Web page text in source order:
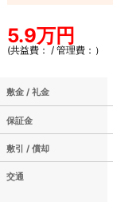
5.9万円
(共益費： / 管理費：）
敷金 / 礼金
保証金
敷引 / 償却
交通